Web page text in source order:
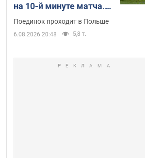
на 10-й минуте матча.
Видео
Поединок проходит в Польше
6.08.2026 20:48 5,8 т.